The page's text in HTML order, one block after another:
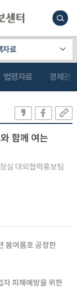
자료
법령자료 경제관
함께 여는
실 대외협력홍보팀
봄여름호 공정한
자 피해예방을 위한